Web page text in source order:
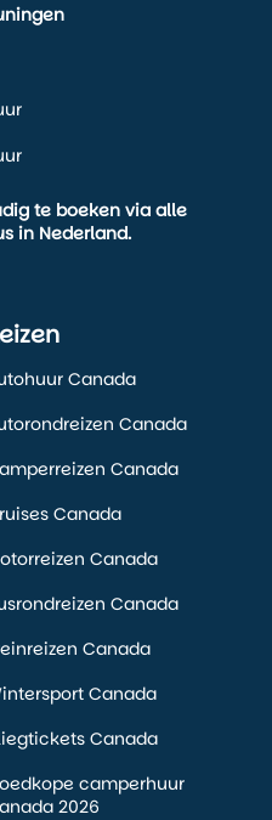
te boeken via alle
in Nederland.
Canada
Canada
Canada
Canada
Canada
Canada
Canada
Canada
Canada
camperhuur
2026